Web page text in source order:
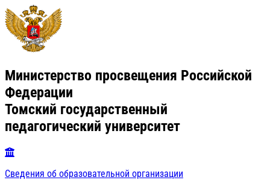
Министерство просвещения Российской
Федерации
Томский государственный
педагогический университет
Сведения об образовательной организации